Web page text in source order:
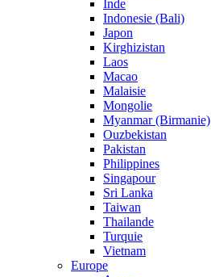
Inde
Indonesie (Bali)
Japon
Kirghizistan
Laos
Macao
Malaisie
Mongolie
Myanmar (Birmanie)
Ouzbekistan
Pakistan
Philippines
Singapour
Sri Lanka
Taiwan
Thailande
Turquie
Vietnam
Europe